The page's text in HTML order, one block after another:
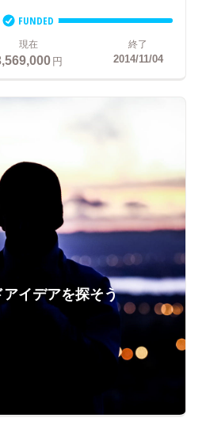
FUNDED
現在
円
終了
2014/11/04
イデアを探そう